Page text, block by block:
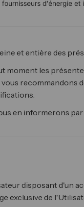
d'énergie et
et entière des
moment les
en informerons par
disposant d'un
exclusive de